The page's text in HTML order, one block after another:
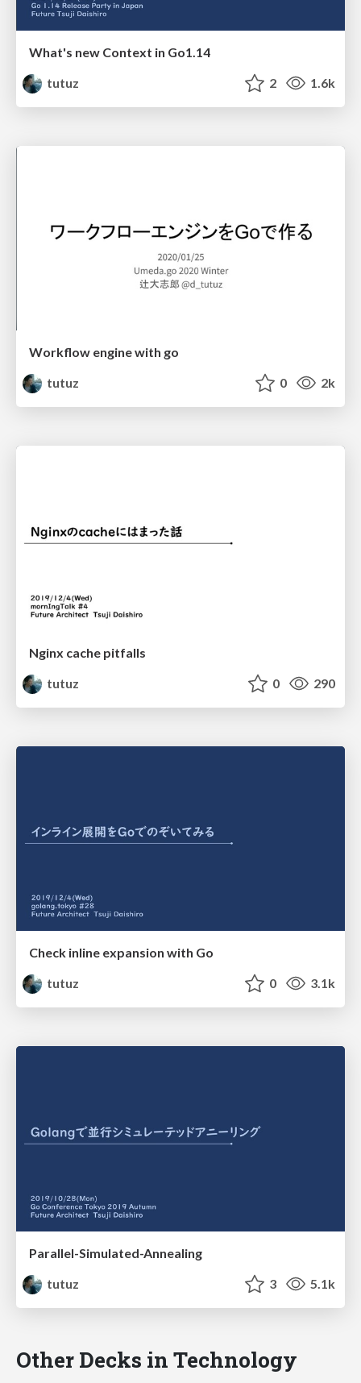
What's new Context in Go1.14
tutuz
2 1.6k
Workflow engine with go
tutuz
0 2k
Nginx cache pitfalls
tutuz
0 290
Check inline expansion with Go
tutuz
0 3.1k
Parallel-Simulated-Annealing
tutuz
3 5.1k
Other Decks in Technology